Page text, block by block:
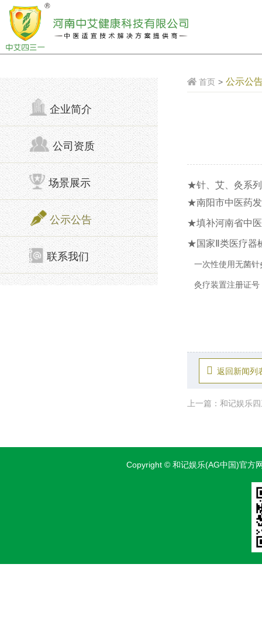
企业简介
公司资质
场景展示
公示公告
联系我们
首页 > 公示公
★针、艾、灸系
★南阳市中医药
★填补河南省中
★国家Ⅱ类医疗器
一次性使用无菌针
灸疗装置注册证号：
返回新闻列
上一篇：和记娱乐
Copyright © 和记娱乐(AG中国)官方网站